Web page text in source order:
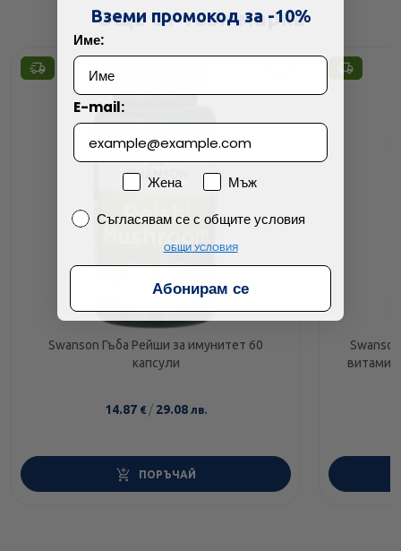
Още от тази марка
Swanson Гъба Рейши за имунитет 60
капсули
14.87 € / 29.08 лв.
ПОРЪЧАЙ
витамин
Вземи промокод за -10%
Име:
E-mail:
ПолЖена
Мъж
Съгласявам се с общите условия
Съгласявам се с общите условия
ОБЩИ УСЛОВИЯ
Абонирам се